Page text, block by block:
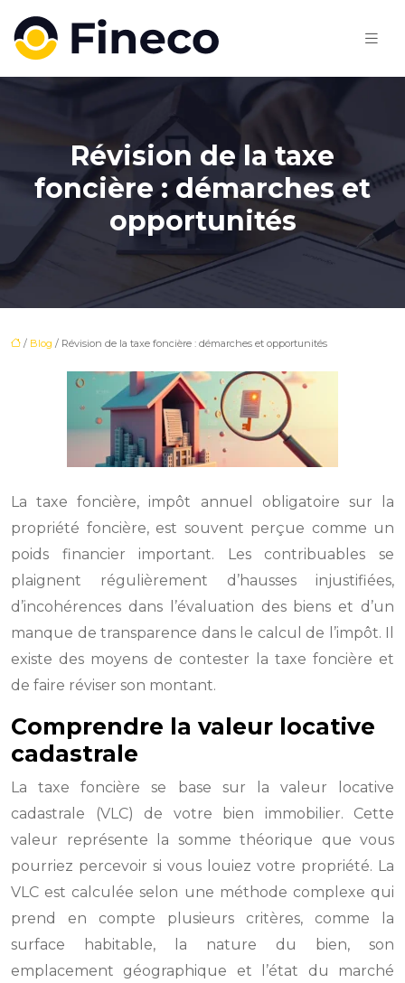
Révision de la taxe
foncière : démarches et
opportunités
/ Blog / Révision de la taxe foncière : démarches et opportunités
La taxe foncière, impôt annuel obligatoire sur la
propriété foncière, est souvent perçue comme un
poids financier important. Les contribuables se
plaignent régulièrement d’hausses injustifiées,
d’incohérences dans l’évaluation des biens et d’un
manque de transparence dans le calcul de l’impôt. Il
existe des moyens de contester la taxe foncière et
de faire réviser son montant.
Comprendre la valeur locative
cadastrale
La taxe foncière se base sur la valeur locative
cadastrale (VLC) de votre bien immobilier. Cette
valeur représente la somme théorique que vous
pourriez percevoir si vous louiez votre propriété. La
VLC est calculée selon une méthode complexe qui
prend en compte plusieurs critères, comme la
surface habitable, la nature du bien, son
emplacement géographique et l’état du marché